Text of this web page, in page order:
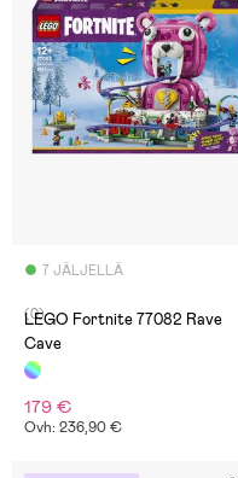
7 JÄLJELLÄ
(0)
LEGO Fortnite 77082 Rave
Cave
179 €
Ovh: 236,90 €